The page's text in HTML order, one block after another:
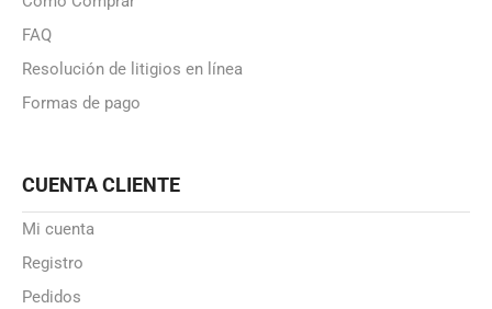
FAQ
Resolución de litigios en línea
Formas de pago
CUENTA CLIENTE
Mi cuenta
Registro
Pedidos